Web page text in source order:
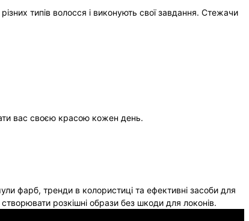
типів волосся і виконують свої завдання. Стежачи
вас своєю красою кожен день.
фарб, тренди в колористиці та ефективні засоби для
розкішні образи без шкоди для локонів.